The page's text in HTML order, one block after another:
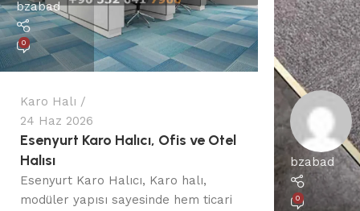
bzabad
0
Karo Halı
24 Haz 2026
Esenyurt Karo Halıcı, Ofis ve Otel
Halısı
Esenyurt Karo Halıcı, Karo halı,
modüler yapısı sayesinde hem ticari
bzabad
0